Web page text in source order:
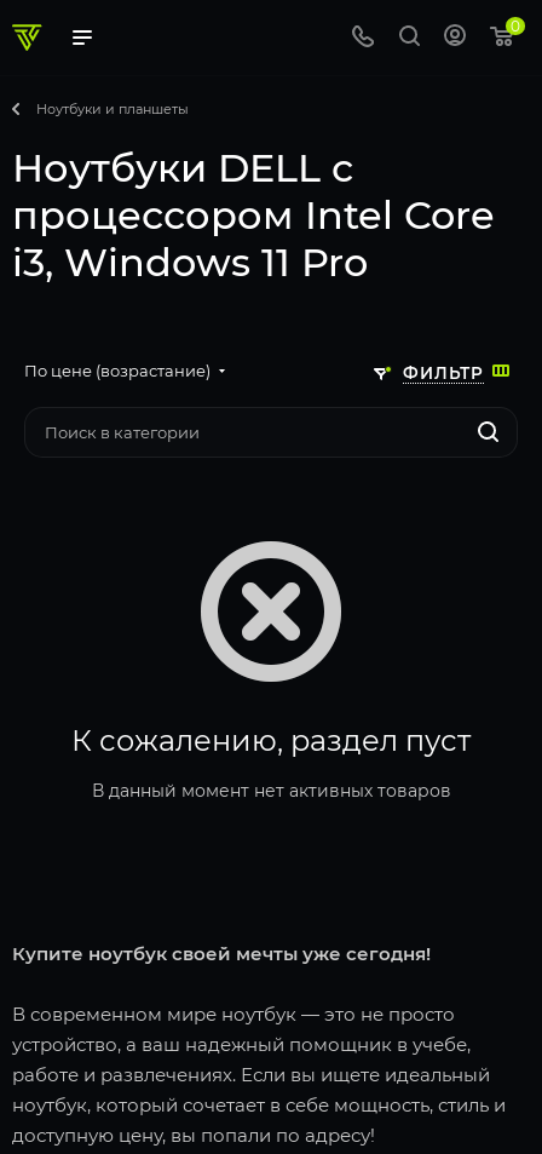
0
Ноутбуки и планшеты
Ноутбуки DELL с
процессором Intel Core
i3, Windows 11 Pro
ФИЛЬТР
По цене (возрастание)
К сожалению, раздел пуст
В данный момент нет активных товаров
Купите ноутбук своей мечты уже сегодня!
В современном мире ноутбук — это не просто
устройство, а ваш надежный помощник в учебе,
работе и развлечениях. Если вы ищете идеальный
ноутбук, который сочетает в себе мощность, стиль и
доступную цену, вы попали по адресу!